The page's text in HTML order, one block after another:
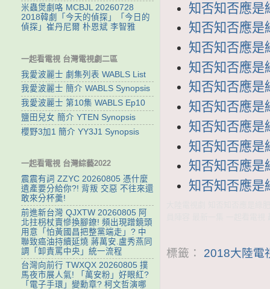
知否知否應是
知否知否應是
知否知否應是
知否知否應是
知否知否應是
知否知否應是
知否知否應是
知否知否應是
知否知否應是
知否知否應是
標籤： 2018大陸電
米蟲煲劇咯 MCBJL 20260728
2018韓劇「今天的偵探」「今日的
偵探」崔丹尼爾 朴恩斌 李智雅
一起看電視 台灣電視劇二區
我愛波麗士 劇集列表 WABLS List
我愛波麗士 簡介 WABLS Synopsis
我愛波麗士 第10集 WABLS Ep10
鹽田兒女 簡介 YTEN Synopsis
櫻野3加1 簡介 YY3J1 Synopsis
一起看電視 台灣綜藝2022
震震有詞 ZZYC 20260805 憑什麼
遺產要分給你?! 背叛 交惡 不往來還
敢來分杯羹!
前進新台灣 QJXTW 20260805 阿
北拄枴杖賣慘換腳鐐! 頻出現蹭鏡頭
用意「怕黃國昌把整黨端走」? 中
聯致癌油持續延燒 蔣萬安.盧秀燕同
調「卸責罵中央」統一流程
台灣向前行 TWXQX 20260805 撲
馬夜市展人氣! 「萬安粉」好眼紅?
「電子手環」變勳章? 柯文哲演哪